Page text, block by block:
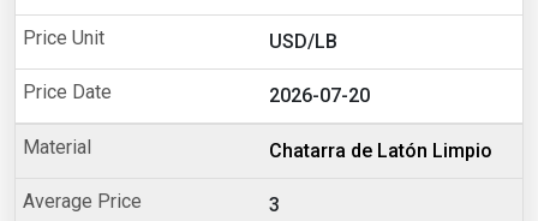
USD/LB
2026-07-20
Chatarra de Latón Limpio
3